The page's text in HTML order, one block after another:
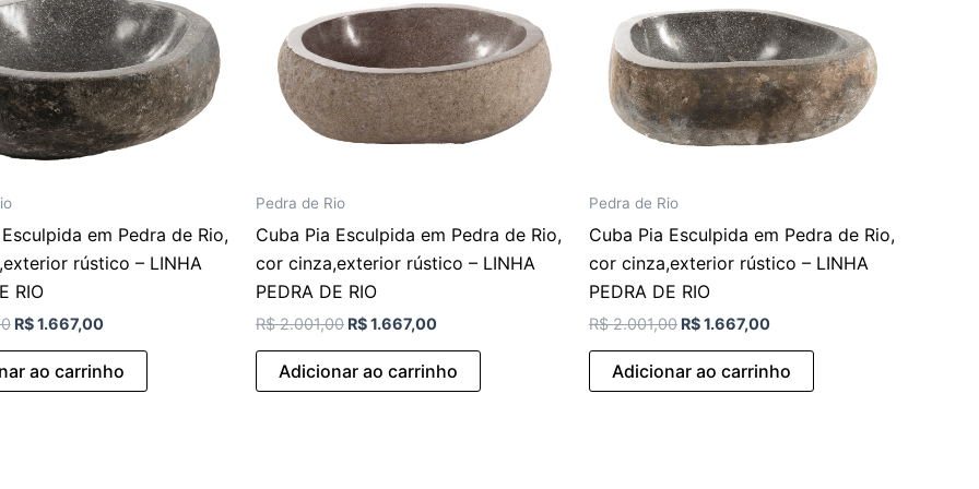
em Pedra de Rio,
rústico – LINHA
RIO
R$1.667,00
ao carrinho
Pedra de Rio
Cuba Pia Esculpida em Pedra de Rio,
cor cinza,exterior rústico – LINHA
PEDRA DE RIO
R$2.001,00 R$1.667,00
Adicionar ao carrinho
Pedra de Rio
Cuba Pia Esculpida em Pedra de Rio,
cor cinza,exterior rústico – LINHA
PEDRA DE RIO
R$2.001,00 R$1.667,00
Adicionar ao carrinho